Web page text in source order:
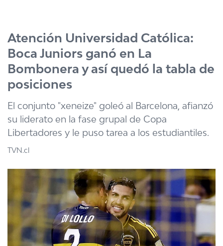
Atención Universidad Católica:
Boca Juniors ganó en La
Bombonera y así quedó la tabla de
posiciones
El conjunto "xeneize" goleó al Barcelona, afianzó
su liderato en la fase grupal de Copa
Libertadores y le puso tarea a los estudiantiles.
TVN.cl